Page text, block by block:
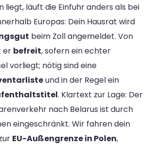
liegt, läuft die Einfuhr anders als bei
Europas: Dein Hausrat wird
beim Zoll angemeldet. Von
er befreit, sofern ein echter
vorliegt; nötig sind eine
und in der Regel ein
. Klartext zur Lage: Der
nach Belarus ist durch
eingeschränkt. Wir fahren dein
EU-Außengrenze in Polen,